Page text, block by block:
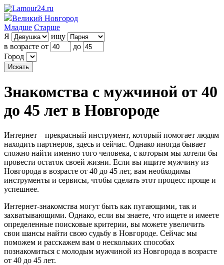
Великий Новгород
Младше Старше
Я
ищу
в возрасте от
до
Город
Знакомства с мужчиной от 40
до 45 лет в Новгороде
Интернет – прекрасный инструмент, который помогает людям
находить партнеров, здесь и сейчас. Однако иногда бывает
сложно найти именно того человека, с которым мы хотели бы
провести остаток своей жизни. Если вы ищите мужчину из
Новгорода в возрасте от 40 до 45 лет, вам необходимы
инструменты и сервисы, чтобы сделать этот процесс проще и
успешнее.
Интернет-знакомства могут быть как пугающими, так и
захватывающими. Однако, если вы знаете, что ищете и имеете
определенные поисковые критерии, вы можете увеличить
свои шансы найти свою судьбу в Новгороде. Сейчас мы
поможем и расскажем вам о нескольких способах
познакомиться c молодым мужчиной из Новгорода в возрасте
от 40 до 45 лет.